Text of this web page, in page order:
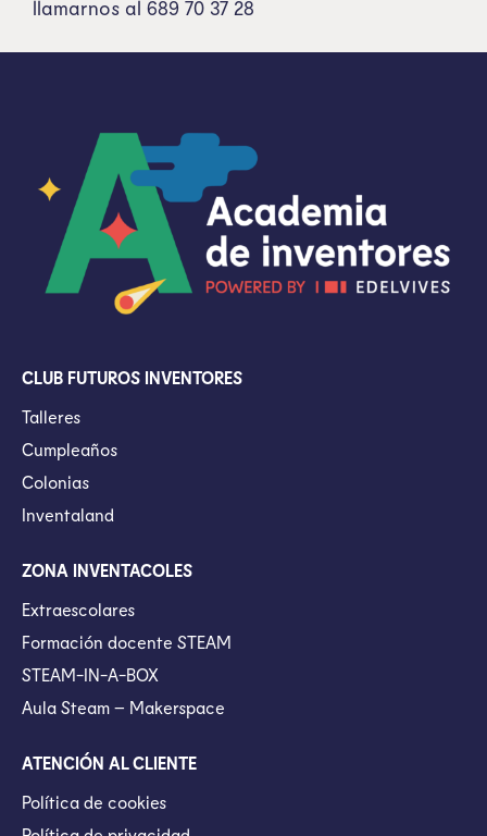
llamarnos al 689 70 37 28
CLUB FUTUROS INVENTORES
Talleres
Cumpleaños
Colonias
Inventaland
ZONA INVENTACOLES
Extraescolares
Formación docente STEAM
STEAM-IN-A-BOX
Aula Steam – Makerspace
ATENCIÓN AL CLIENTE
Política de cookies